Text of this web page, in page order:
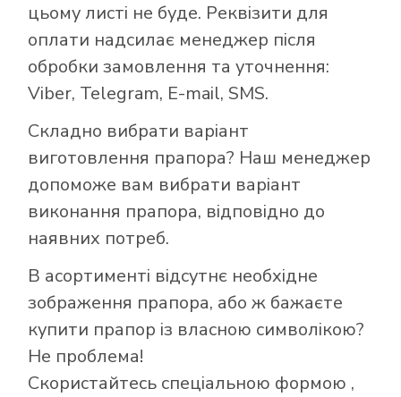
цьому листі не буде. Реквізити для
оплати надсилає менеджер після
обробки замовлення та уточнення:
Viber, Telegram, E-mail, SMS.
Складно вибрати варіант
виготовлення прапора? Наш менеджер
допоможе вам вибрати варіант
виконання прапора, відповідно до
наявних потреб.
В асортименті відсутнє необхідне
зображення прапора, або ж бажаєте
купити прапор із власною символікою?
Не проблема!
Скористайтесь спеціальною формою ,